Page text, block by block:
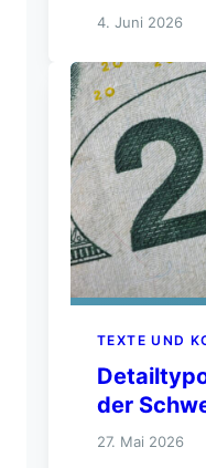
4. Juni 2026
TEXTE UND
der
27. Mai 2026